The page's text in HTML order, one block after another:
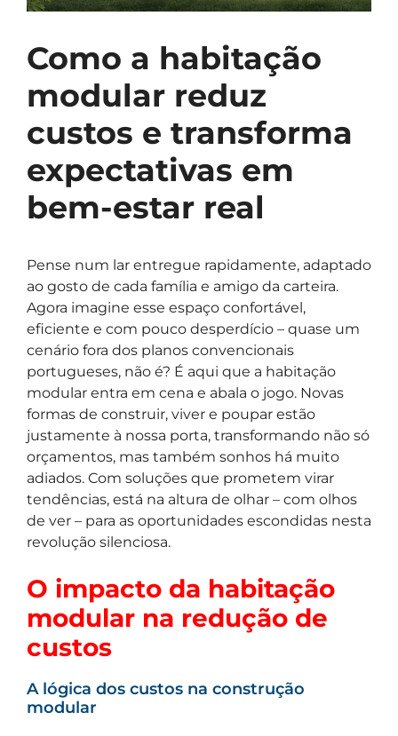
Como a habitação
modular reduz
custos e transforma
expectativas em
bem-estar real
Pense num lar entregue rapidamente, adaptado
ao gosto de cada família e amigo da carteira.
Agora imagine esse espaço confortável,
eficiente e com pouco desperdício – quase um
cenário fora dos planos convencionais
portugueses, não é? É aqui que a habitação
modular entra em cena e abala o jogo. Novas
formas de construir, viver e poupar estão
justamente à nossa porta, transformando não só
orçamentos, mas também sonhos há muito
adiados. Com soluções que prometem virar
tendências, está na altura de olhar – com olhos
de ver – para as oportunidades escondidas nesta
revolução silenciosa.
O impacto da habitação
modular na redução de
custos
A lógica dos custos na construção
modular